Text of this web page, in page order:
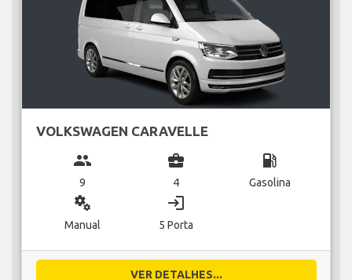
VOLKSWAGEN CARAVELLE
group
9
business_center
4
local_gas_station
Gasolina
miscellaneous_services
Manual
login
5 Porta
VER DETALHES...